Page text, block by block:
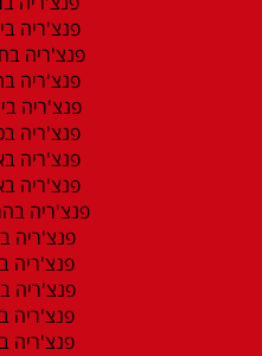
פנצ'ריה
פנצ'ריה
פנצ'ריה
פנצ'ריה
פנצ'ריה
פנצ'ריה
פנצ'ריה
פנצ'ריה
פנצ'ריה